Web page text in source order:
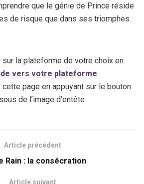
que le génie de Prince réside
de risque que dans ses triomphes.
la plateforme de votre choix en
vers votre plateforme
page en appuyant sur le bouton
de l’image d’entête
Article précédent
Rain : la consécration
Article suivant